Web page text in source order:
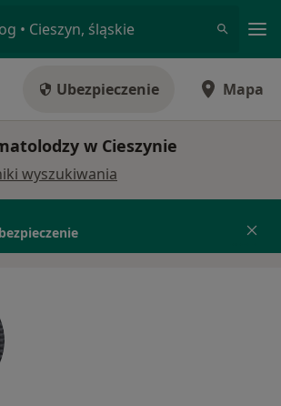
• Cieszyn, śląskie
Ubezpieczenie Mapa
w Cieszynie
wyszukiwania